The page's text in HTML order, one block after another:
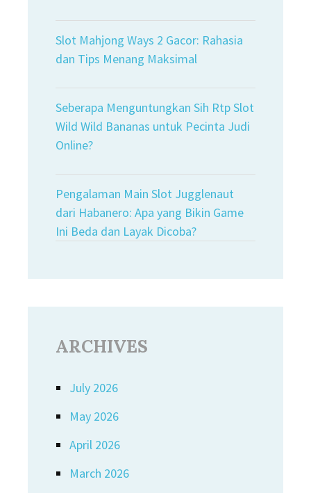
Slot Mahjong Ways 2 Gacor: Rahasia
dan Tips Menang Maksimal
Seberapa Menguntungkan Sih Rtp Slot
Wild Wild Bananas untuk Pecinta Judi
Online?
Pengalaman Main Slot Jugglenaut
dari Habanero: Apa yang Bikin Game
Ini Beda dan Layak Dicoba?
ARCHIVES
July 2026
May 2026
April 2026
March 2026